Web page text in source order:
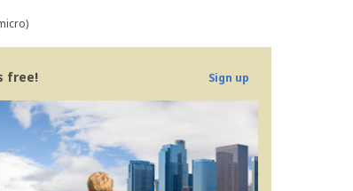
free! Sign up